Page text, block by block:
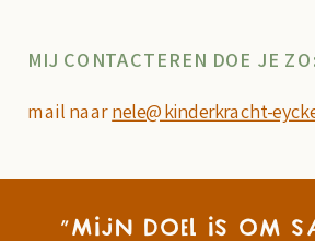
MIJ CONTACTEREN DOE JE ZO:
mail naarnele@kinderkracht-
"Mijn doel is om